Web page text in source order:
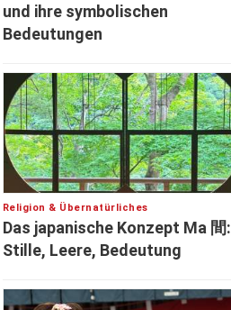
und ihre symbolischen
Bedeutungen
Religion & Übernatürliches
Das japanische Konzept Ma 間:
Stille, Leere, Bedeutung